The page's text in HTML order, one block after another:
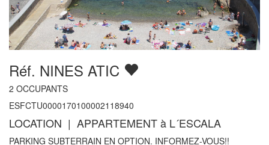
Réf. NINES ATIC
2 OCCUPANTS
ESFCTU0000170100002118940
LOCATION | APPARTEMENT à L´ESCALA
PARKING SUBTERRAIN EN OPTION. INFORMEZ-VOUS!!